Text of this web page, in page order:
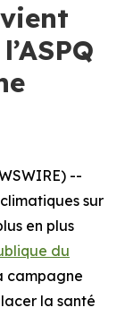
--
sur
en plus
du
campagne
la santé